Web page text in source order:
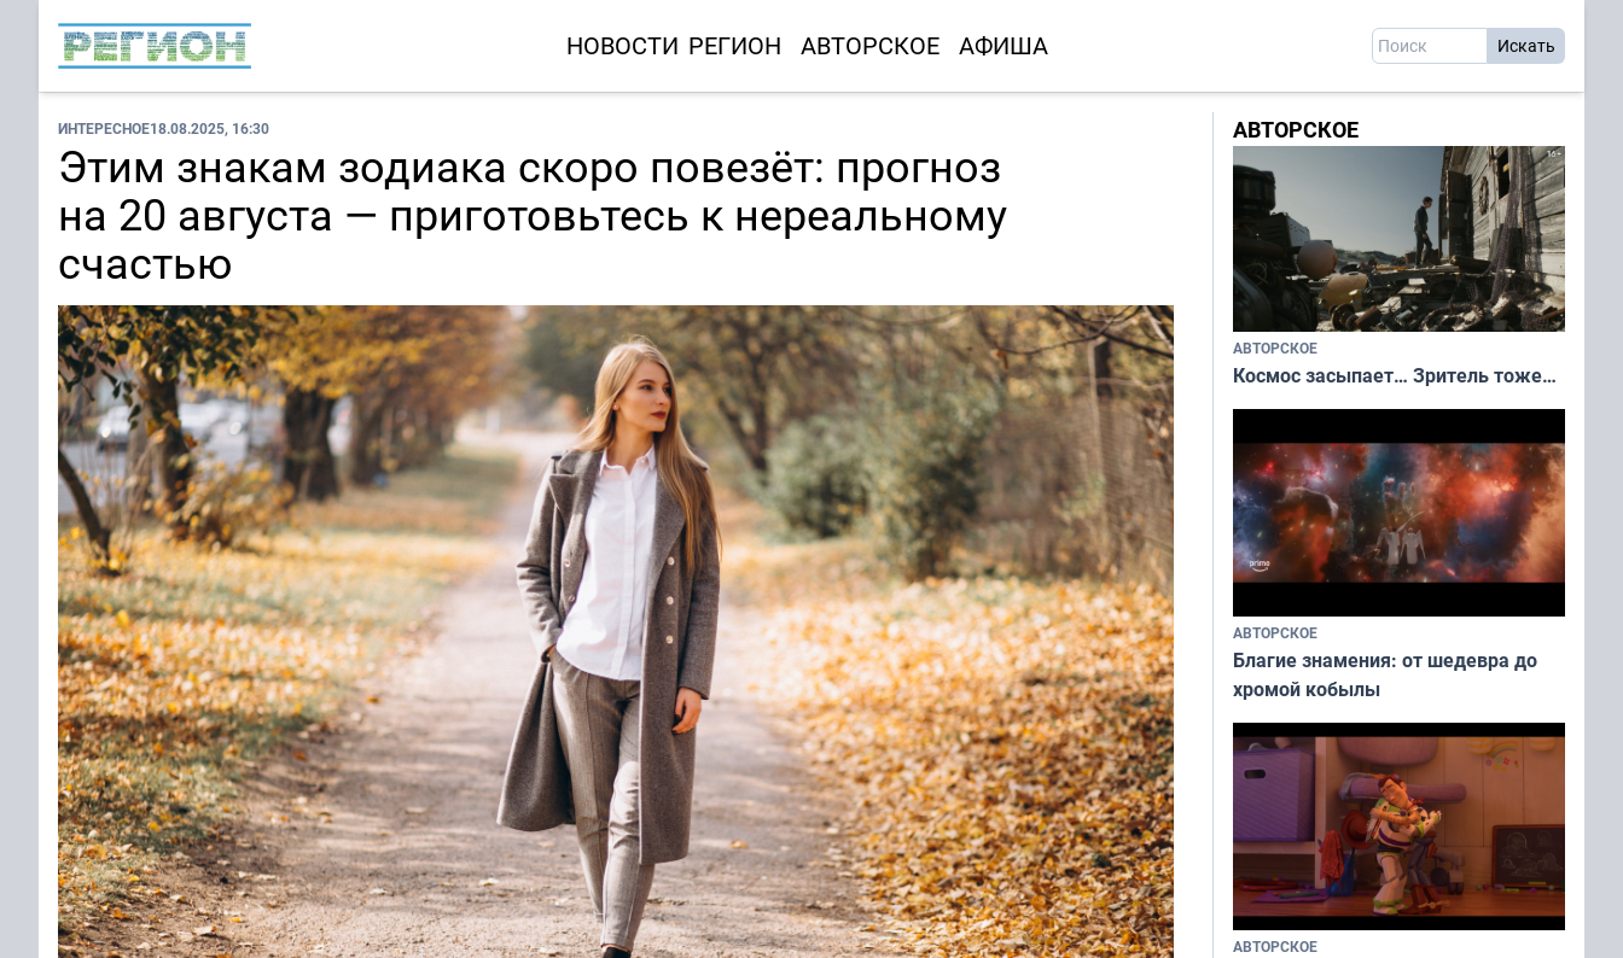
НОВОСТИ РЕГИОН АВТОРСКОЕ АФИША
ИНТЕРЕСНОЕ18.08.2025, 16:30
Этим знакам зодиака скоро повезёт: прогноз
на 20 августа — приготовьтесь к нереальному
счастью
АВТОРСКОЕ
АВТОРСКОЕ
Космос засыпает… Зритель тоже…
АВТОРСКОЕ
Благие знамения: от шедевра до
хромой кобылы
АВТОРСКОЕ